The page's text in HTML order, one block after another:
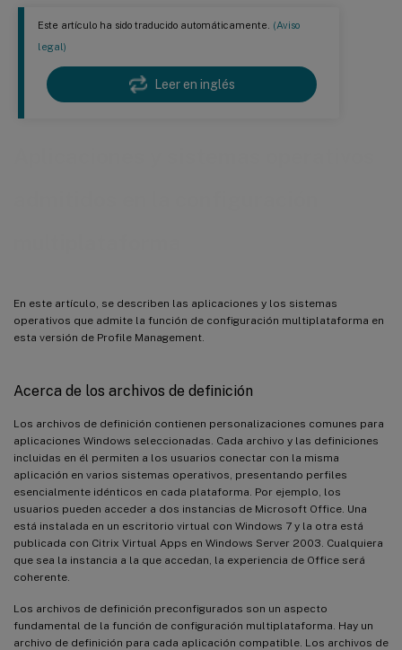
Este artículo ha sido traducido automáticamente. (Aviso
legal)
Leer en inglés
En este artículo, se describen las aplicaciones y los sistemas
operativos que admite la función de configuración multiplataforma en
esta versión de Profile Management.
Acerca de los archivos de definición
Los archivos de definición contienen personalizaciones comunes para
aplicaciones Windows seleccionadas. Cada archivo y las definiciones
incluidas en él permiten a los usuarios conectar con la misma
aplicación en varios sistemas operativos, presentando perfiles
esencialmente idénticos en cada plataforma. Por ejemplo, los
usuarios pueden acceder a dos instancias de Microsoft Office. Una
está instalada en un escritorio virtual con Windows 7 y la otra está
publicada con Citrix Virtual Apps en Windows Server 2003. Cualquiera
que sea la instancia a la que accedan, la experiencia de Office será
coherente.
Los archivos de definición preconfigurados son un aspecto
fundamental de la función de configuración multiplataforma. Hay un
archivo de definición para cada aplicación compatible. Los archivos de